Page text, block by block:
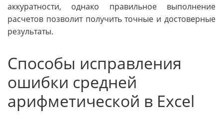
аккуратности, однако правильное выполнение
расчетов позволит получить точные и достоверные
результаты.
Способы исправления
ошибки средней
арифметической в Excel